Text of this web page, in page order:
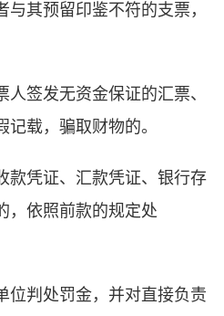
与其预留印鉴不符的支票，
人签发无资金保证的汇票、
假记载，骗取财物的。
款凭证、汇款凭证、银行存
，依照前款的规定处
位判处罚金，并对直接负责